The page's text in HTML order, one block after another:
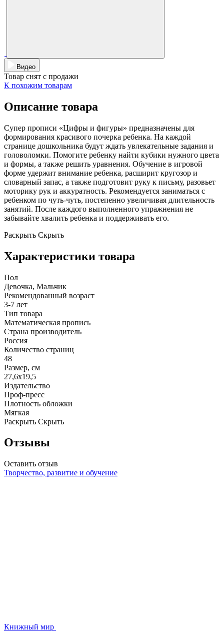
Видео
Товар снят с продажи
К похожим товарам
Описание товара
Супер прописи «Цифры и фигуры» предназначены для
формирования красивого почерка ребенка. На каждой
странице дошкольника будут ждать увлекательные задания и
головоломки. Помогите ребенку найти кубики нужного цвета
и формы, а также решить уравнения. Обучение в игровой
форме удержит внимание ребенка, расширит кругозор и
словарный запас, а также подготовит руку к письму, разовьет
моторику рук и аккуратность. Рекомендуется заниматься с
ребенком по чуть-чуть, постепенно увеличивая длительность
занятий. После каждого выполненного упражнения не
забывайте хвалить ребенка и поддерживать его.
Раскрыть Скрыть
Характеристики товара
Пол
Девочка, Мальчик
Рекомендованный возраст
3-7 лет
Тип товара
Математическая пропись
Страна производитель
Россия
Количество страниц
48
Размер, см
27,6x19,5
Издательство
Проф-пресс
Плотность обложки
Мягкая
Раскрыть Скрыть
Отзывы
Оставить отзыв
Творчество, развитие и обучение
Книжный мир